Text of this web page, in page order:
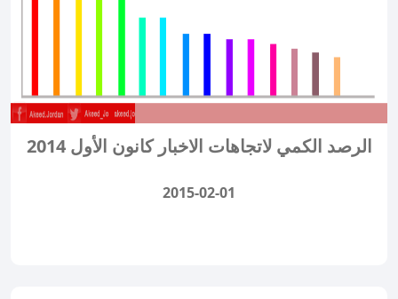
الرصد الكمي لاتجاهات الاخبار كانون الأول 2014
2015-02-01